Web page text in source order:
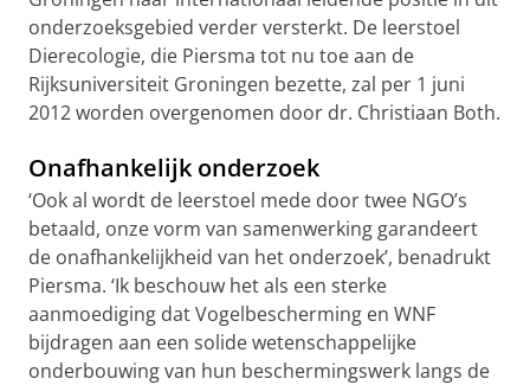
onderzoeksgebied verder versterkt. De leerstoel
Dierecologie, die Piersma tot nu toe aan de
Rijksuniversiteit Groningen bezette, zal per 1 juni
2012 worden overgenomen door dr. Christiaan Both.
Onafhankelijk onderzoek
‘Ook al wordt de leerstoel mede door twee NGO’s
betaald, onze vorm van samenwerking garandeert
de onafhankelijkheid van het onderzoek’, benadrukt
Piersma. ‘Ik beschouw het als een sterke
aanmoediging dat Vogelbescherming en WNF
bijdragen aan een solide wetenschappelijke
onderbouwing van hun beschermingswerk langs de